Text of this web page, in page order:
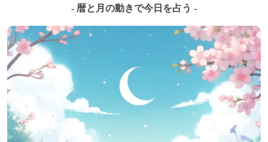
- 暦と月の動きで今日を占う -